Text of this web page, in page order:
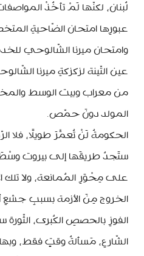
لُبنان، لكنّها لَمْ تأخُذْ
عبورِها امتحان الضّاحيةِ
وامتحان ميرنا الشّالوحي
عين التّينة لزكزكةِ ميرنا
من معراب وبيت الوسط
المولد دونَ حمّص.
الحكومةُ لَنْ تُعمِّرَ طويلًا، فلا
ستَجدُ طريقَها إلى بيروت
على مِحْوَرِ المُمانعة، ولا تلك
الخروج مِنَ الأزمة بسببِ جشعِ
الفوزِ بالحصصِ الكُبرى،
الشّارعِ، مَسألةُ وقتٍ فقط،